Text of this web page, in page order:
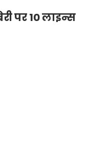
पर 10 लाइन्स